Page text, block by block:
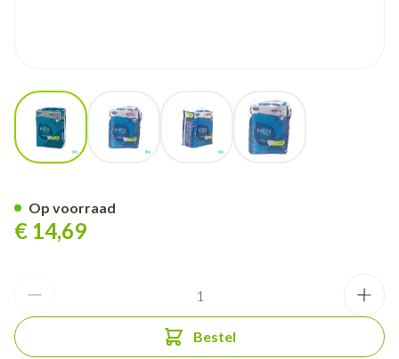
View larger image View larger imageView larger image
€ 14,69
Bestel
Op voorraad